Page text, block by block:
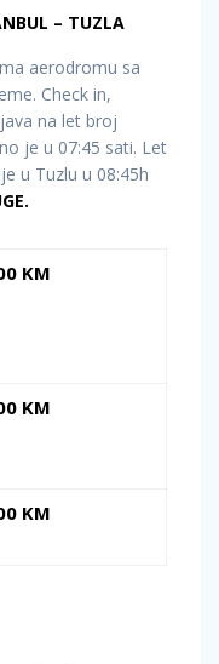
– TUZLA
aerodromu sa
Check in,
na let broj
je u 07:45 sati. Let
u Tuzlu u 08:45h
KM
KM
KM